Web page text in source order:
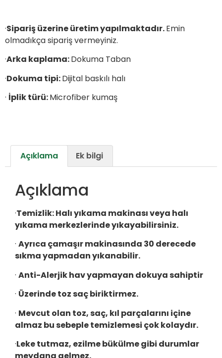
·Sipariş üzerine üretim yapılmaktadır.Emin
olmadıkça sipariş vermeyiniz.
·Arka kaplama:Dokuma Taban
·Dokuma tipi:Dijital baskılı halı
· İplik türü:Microfiber kumaş
Açıklama Ek bilgi
Açıklama
·Temizlik:Halı yıkama makinası veya halı
yıkama merkezlerinde yıkayabilirsiniz.
· Ayrıca çamaşır makinasında 30 derecede
sıkma yapmadan yıkanabilir.
· Anti-Alerjik hav yapmayan dokuya sahiptir
· Üzerinde toz saç biriktirmez.
· Mevcut olan toz, saç, kıl parçalarını içine
almaz bu sebeple temizlemesi çok kolaydır.
·Leke tutmaz, ezilme bükülme gibi durumlar